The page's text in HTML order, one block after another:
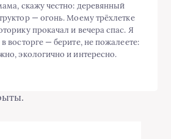
скажу честно: деревянный
— огонь. Моему трёхлетке
прокачал и вечера спас. Я
восторге — берите, не пожалеете:
экологично и интересно.